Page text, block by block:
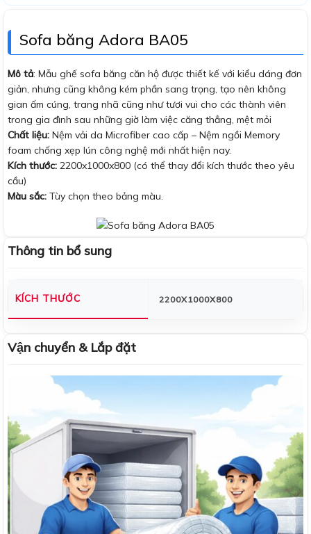
Sofa băng Adora BA05
Mô tả: Mẫu ghế sofa băng căn hộ được thiết kế với kiểu dáng đơn
giản, nhưng cũng không kém phần sang trọng, tạo nên không
gian ấm cúng, trang nhã cũng như tươi vui cho các thành viên
trong gia đình sau những giờ làm việc căng thẳng, mệt mỏi
Chất liệu: Nệm vải da Microfiber cao cấp – Nệm ngồi Memory
foam chống xẹp lún công nghệ mới nhất hiện nay.
Kích thước: 2200x1000x800 (có thể thay đổi kích thước theo yêu
cầu)
Màu sắc: Tùy chọn theo bảng màu.
Thông tin bổ sung
KÍCH THƯỚC 2200X1000X800
Vận chuyển & Lắp đặt